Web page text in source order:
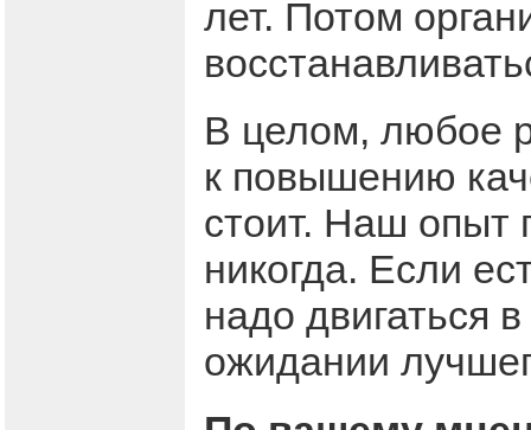
лет. Потом
В целом, любое
к повышению
стоит. Наш опыт
никогда. Если
надо двигаться
ожидании